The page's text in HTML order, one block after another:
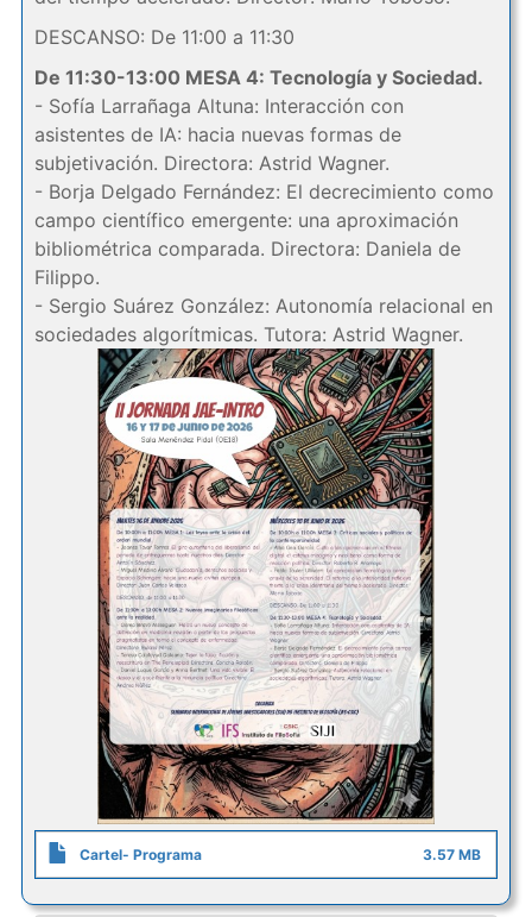
DESCANSO: De 11:00 a 11:30
De 11:30-13:00 MESA 4: Tecnología y Sociedad.
- Sofía Larrañaga Altuna: Interacción con
asistentes de IA: hacia nuevas formas de
subjetivación. Directora: Astrid Wagner.
- Borja Delgado Fernández: El decrecimiento como
campo científico emergente: una aproximación
bibliométrica comparada. Directora: Daniela de
Filippo.
- Sergio Suárez González: Autonomía relacional en
sociedades algorítmicas. Tutora: Astrid Wagner.
Cartel- Programa 3.57 MB